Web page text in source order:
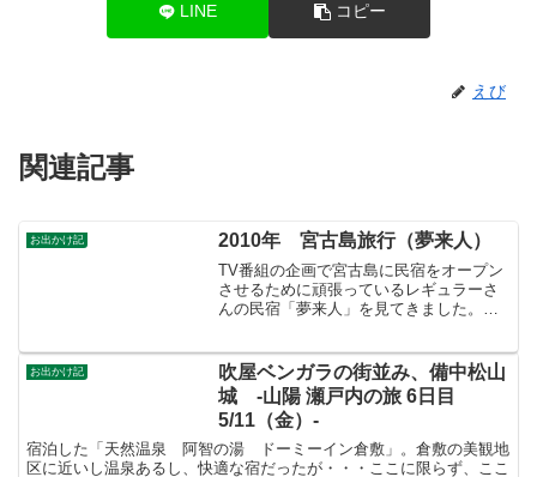
LINE コピー
えび
関連記事
お出かけ記 2010年 宮古島旅行（夢来人）
TV番組の企画で宮古島に民宿をオープン
させるために頑張っているレギュラーさ
んの民宿「夢来人」を見てきました。場
内装工事の方が工事中。そういえば、今
回宿泊した民宿のオーナ...
お出かけ記
吹屋ベンガラの街並み、備中松山
城 -山陽 瀬戸内の旅 6日目
5/11（金）-
宿泊した「天然温泉 阿智の湯 ドーミーイン倉敷」。倉敷の美観地
区に近いし温泉あるし、快適な宿だったが・・・ここに限らず、ここ